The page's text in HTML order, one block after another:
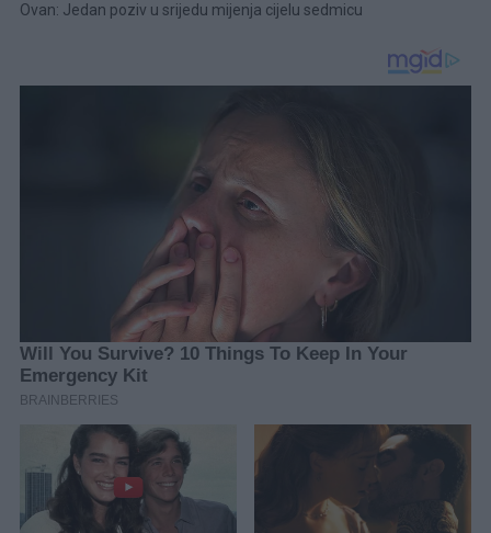
Ovan: Jedan poziv u srijedu mijenja cijelu sedmicu